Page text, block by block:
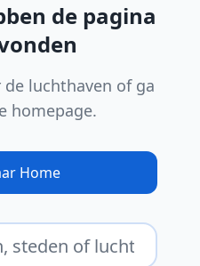
de pagina
luchthaven of ga
homepage.
Home